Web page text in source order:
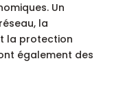
Un
la
la protection
également des